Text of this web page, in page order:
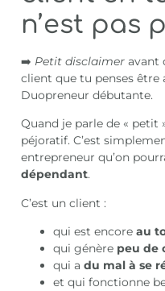
n’est pas
➡️ Petit disclaimeravant
client que tu penses être
Duopreneur débutante.
Quand je parle de « petit
péjoratif. C’est
entrepreneur qu’on
dépendant.
C’est un client :
qui est encoreau
qui génère peu de
qui adu mal à se
et qui fonctionne